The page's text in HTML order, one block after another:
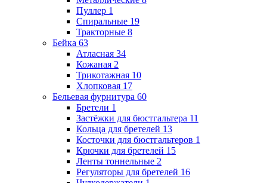
Пуллер 1
Спиральные 19
Тракторные 8
Бейка 63
Атласная 34
Кожаная 2
Трикотажная 10
Хлопковая 17
Бельевая фурнитура 60
Бретели 1
Застёжки для бюстгальтера 11
Кольца для бретелей 13
Косточки для бюстгальтеров 1
Крючки для бретелей 15
Ленты тоннельные 2
Регуляторы для бретелей 16